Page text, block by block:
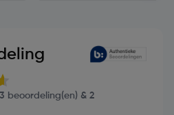
beoordeling(en) & 2